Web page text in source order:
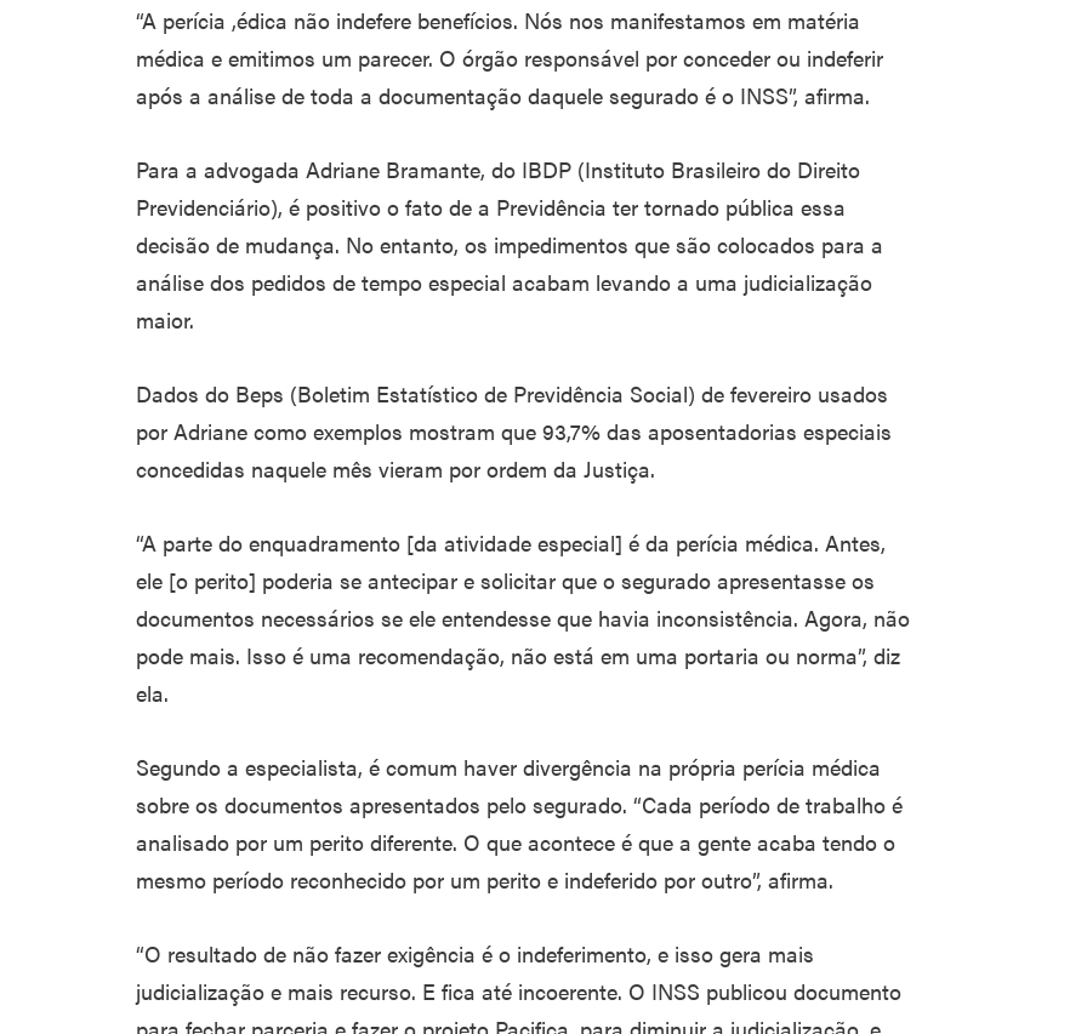
“A perícia ,édica não indefere benefícios. Nós nos manifestamos em matéria
médica e emitimos um parecer. O órgão responsável por conceder ou indeferir
após a análise de toda a documentação daquele segurado é o INSS”, afirma.
Para a advogada Adriane Bramante, do IBDP (Instituto Brasileiro do Direito
Previdenciário), é positivo o fato de a Previdência ter tornado pública essa
decisão de mudança. No entanto, os impedimentos que são colocados para a
análise dos pedidos de tempo especial acabam levando a uma judicialização
maior.
Dados do Beps (Boletim Estatístico de Previdência Social) de fevereiro usados
por Adriane como exemplos mostram que 93,7% das aposentadorias especiais
concedidas naquele mês vieram por ordem da Justiça.
“A parte do enquadramento [da atividade especial] é da perícia médica. Antes,
ele [o perito] poderia se antecipar e solicitar que o segurado apresentasse os
documentos necessários se ele entendesse que havia inconsistência. Agora, não
pode mais. Isso é uma recomendação, não está em uma portaria ou norma”, diz
ela.
Segundo a especialista, é comum haver divergência na própria perícia médica
sobre os documentos apresentados pelo segurado. “Cada período de trabalho é
analisado por um perito diferente. O que acontece é que a gente acaba tendo o
mesmo período reconhecido por um perito e indeferido por outro”, afirma.
“O resultado de não fazer exigência é o indeferimento, e isso gera mais
judicialização e mais recurso. E fica até incoerente. O INSS publicou documento